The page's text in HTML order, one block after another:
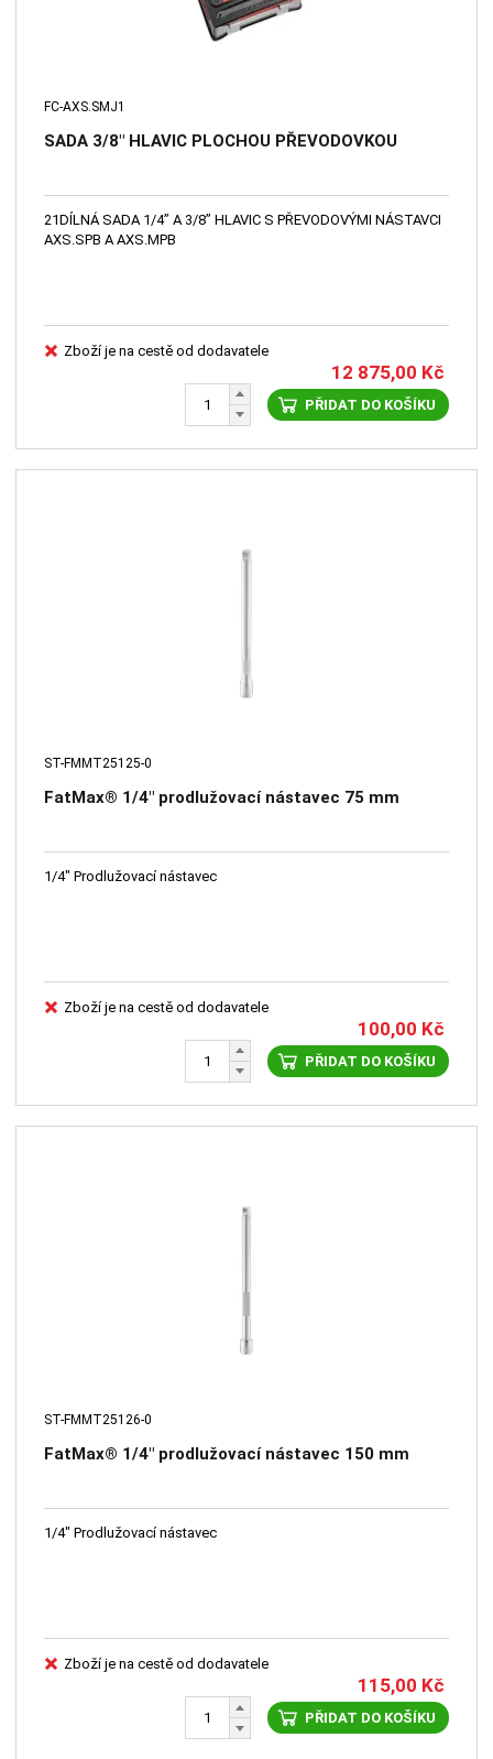
FC-AXS.SMJ1
SADA 3/8" HLAVIC PLOCHOU PŘEVODOVKOU
21DÍLNÁ SADA 1/4” A 3/8” HLAVIC S PŘEVODOVÝMI NÁSTAVCI
AXS.SPB A AXS.MPB
Zboží je na cestě od dodavatele
12 875,00 Kč
PŘIDAT DO KOŠÍKU
ST-FMMT25125-0
FatMax® 1/4" prodlužovací nástavec 75 mm
1/4" Prodlužovací nástavec
Zboží je na cestě od dodavatele
100,00 Kč
PŘIDAT DO KOŠÍKU
ST-FMMT25126-0
FatMax® 1/4" prodlužovací nástavec 150 mm
1/4" Prodlužovací nástavec
Zboží je na cestě od dodavatele
115,00 Kč
PŘIDAT DO KOŠÍKU